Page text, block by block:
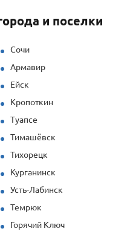
и
отлично даже
и поселки
Сочи
Армавир
Ейск
Кропоткин
Туапсе
Тимашёвск
Тихорецк
Курганинск
Усть-Лабинск
Темрюк
Горячий Ключ